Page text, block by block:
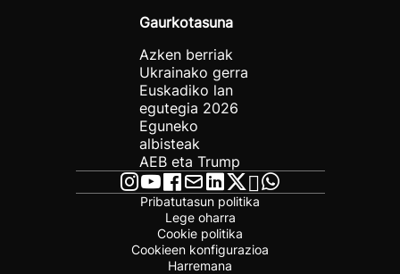
Gaurkotasuna
Azken berriak
Ukrainako gerra
Euskadiko lan
egutegia 2026
Eguneko
albisteak
AEB eta Trump
Pribatutasun politika
Lege oharra
Cookie politika
Cookieen konfigurazioa
Harremana